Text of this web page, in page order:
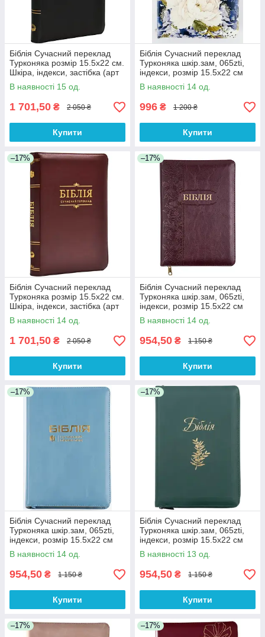
Біблія Сучасний переклад
Турконяка розмір 15.5х22 см.
Шкіра, індекси, застібка (арт
1056901) Чорна
В наявності 15 од.
1 701,50 ₴ 2 050 ₴
Купити
Біблія Сучасний переклад
Турконяка шкір.зам, 065zti,
індекси, розмір 15.5х22 см
(арт 1056658) Квіти
В наявності 14 од.
996 ₴ 1 200 ₴
Купити
–17%
Біблія Сучасний переклад
Турконяка розмір 15.5х22 см.
Шкіра, індекси, застібка (арт
1056902) Бордова
В наявності 14 од.
1 701,50 ₴ 2 050 ₴
Купити
–17%
Біблія Сучасний переклад
Турконяка шкір.зам, 065zti,
індекси, розмір 15.5х22 см
(арт 1056611) Бордова
В наявності 14 од.
954,50 ₴ 1 150 ₴
Купити
–17%
Біблія Сучасний переклад
Турконяка шкір.зам, 065zti,
індекси, розмір 15.5х22 см
(арт 1056612) Голуба
В наявності 14 од.
954,50 ₴ 1 150 ₴
Купити
–17%
Біблія Сучасний переклад
Турконяка шкір.зам, 065zti,
індекси, розмір 15.5х22 см
(арт 1056613) Зелена
В наявності 13 од.
954,50 ₴ 1 150 ₴
Купити
–17% –17%